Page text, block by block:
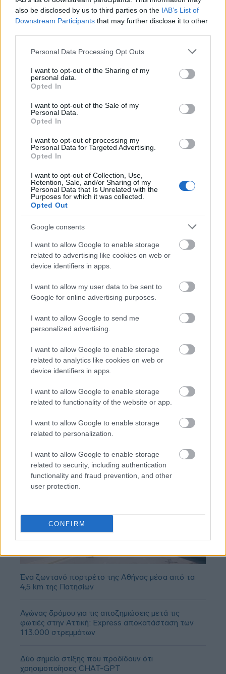
also be disclosed by us to third parties on the IAB’s List of
Downstream Participants that may further disclose it to other
Please note that this website/app uses one or more Google
not limited to your visit or usage behaviour. You may click to
grant or deny consent to Google and its third-party tags to
use your data for below specified purposes in below Google
consent section.
Personal Data Processing Opt Outs
I want to opt-out of the Sharing of my
personal data.
Opted In
I want to opt-out of the Sale of my
Personal Data.
Opted In
I want to opt-out of processing my
Personal Data for Targeted Advertising.
Opted In
I want to opt-out of Collection, Use,
Retention, Sale, and/or Sharing of my
Personal Data that Is Unrelated with the
Purposes for which it was collected.
Opted Out
Google consents
I want to allow Google to enable storage
related to advertising like cookies on web or
device identifiers in apps.
I want to allow my user data to be sent to
Google for online advertising purposes.
I want to allow Google to send me
personalized advertising.
I want to allow Google to enable storage
related to analytics like cookies on web or
device identifiers in apps.
I want to allow Google to enable storage
related to functionality of the website or app.
I want to allow Google to enable storage
related to personalization.
I want to allow Google to enable storage
related to security, including authentication
functionality and fraud prevention, and other
user protection.
CONFIRM
TAGS:
Μεβλούτ Τσαβούσογλου (Mevlut Cavusoglu)
Προσφυγικό
BEST OFINTERNET
αναβάθμιση - Γιατί ακυρώθηκε ο πρώτος
διαγωνισμός
Τζέφρι Μονκαντά: Ποιος είναι ο «εγκέφαλος» που
εμπιστεύτηκε ο Βαγγέλης Μαρινάκης
Μάριους Κράιγκερ Λιντ: Ο ποδοσφαιριστής που
παίζει στο Conference χωρίς δεξί χέρι (vid)!
Ένα ζωντανό πορτρέτο της Αθήνας μέσα από τα
4,5 km της Πατησίων
Αγώνας δρόμου για τις αποζημιώσεις μετά τις
φωτιές στην Αττική: Express αποκατάσταση των
113.000 στρεμμάτων
Δύο σημείο στίξης που προδίδουν ότι
χρησιμοποίησες CHAT-GPT